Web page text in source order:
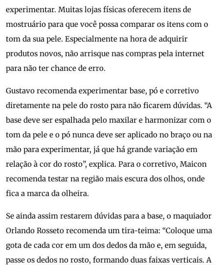
experimentar. Muitas lojas físicas oferecem itens de
mostruário para que você possa comparar os itens com o
tom da sua pele. Especialmente na hora de adquirir
produtos novos, não arrisque nas compras pela internet
para não ter chance de erro.
Gustavo recomenda experimentar base, pó e corretivo
diretamente na pele do rosto para não ficarem dúvidas. “A
base deve ser espalhada pelo maxilar e harmonizar com o
tom da pele e o pó nunca deve ser aplicado no braço ou na
mão para experimentar, já que há grande variação em
relação à cor do rosto”, explica. Para o corretivo, Maicon
recomenda testar na região mais escura dos olhos, onde
fica a marca da olheira.
Se ainda assim restarem dúvidas para a base, o maquiador
Orlando Rosseto recomenda um tira-teima: “Coloque uma
gota de cada cor em um dos dedos da mão e, em seguida,
passe os dedos no rosto, formando duas faixas verticais. A